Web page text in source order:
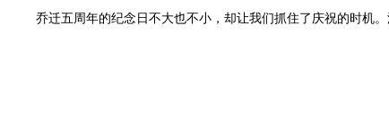
乔迁五周年的纪念日不大也不小，却让我们抓住了庆祝的时机